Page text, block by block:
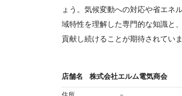
ょう。気候変動への対応や省エネ
域特性を理解した専門的な知識と
貢献し続けることが期待されていま
店舗名 株式会社エルム電気商会